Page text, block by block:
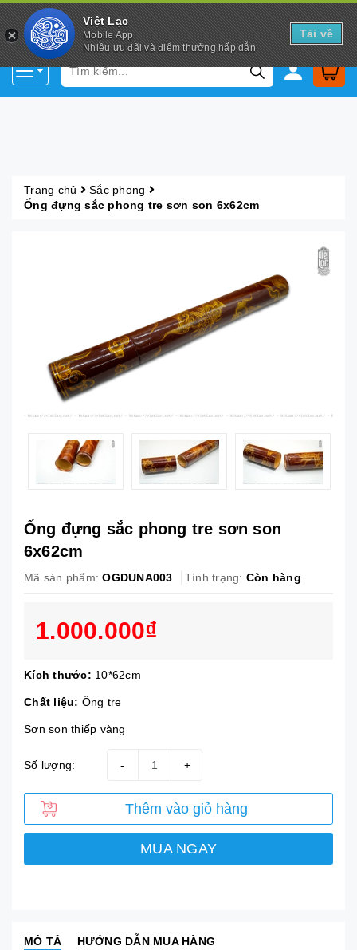
Việt Lạc
Mobile App
Nhiều ưu đãi và điểm thưởng hấp dẫn
Tải về
Trang chủ
Sắc phong
Ống đựng sắc phong tre sơn son 6x62cm
Ống đựng sắc phong tre sơn son
6x62cm
Mã sản phẩm: OGDUNA003 Tình trạng: Còn hàng
1.000.000₫
Kích thước: 10*62cm
Chất liệu: Ống tre
Sơn son thiếp vàng
Số lượng: +
-
Thêm vào giỏ hàng
MUA NGAY
MÔ TẢ HƯỚNG DẪN MUA HÀNG